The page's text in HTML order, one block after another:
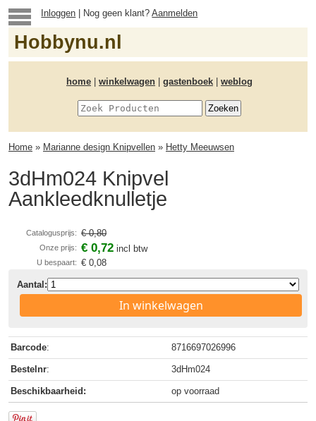
Inloggen | Nog geen klant?Aanmelden
Hobbynu.nl
home winkelwagen gastenboek weblog
Home » Marianne design Knipvellen » Hetty Meeuwsen
3dHm024 Knipvel
Aankleedknulletje
Catalogusprijs: € 0,80
Onze prijs: € 0,72 incl btw
U bespaart: € 0,08
Aantal:
In winkelwagen
Barcode: 8716697026996
Bestelnr: 3dHm024
Beschikbaarheid: op voorraad